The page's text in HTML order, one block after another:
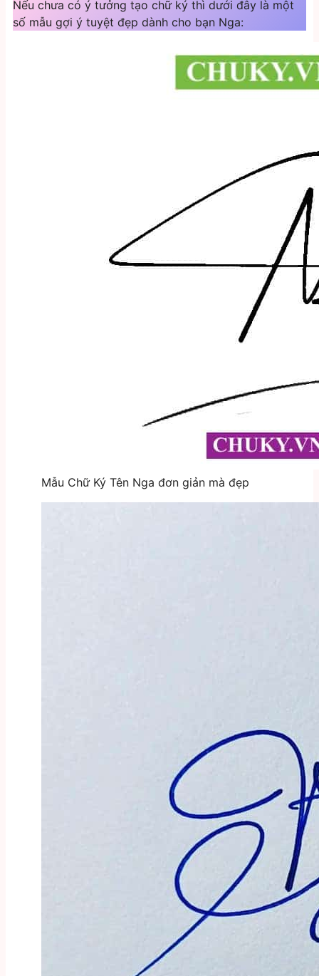
Nếu chưa có ý tưởng tạo chữ ký thì dưới đây là một
số mẫu gợi ý tuyệt đẹp dành cho bạn Nga:
Mẫu Chữ Ký Tên Nga đơn giản mà đẹp